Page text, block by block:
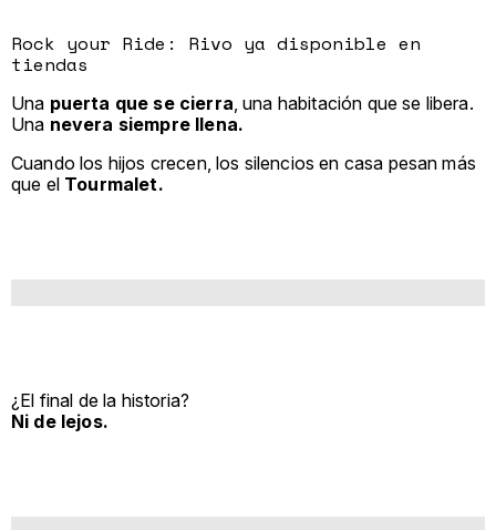
Rock your Ride: Rivo ya disponible en
tiendas
Una puerta que se cierra, una habitación que se libera.
Una nevera siempre llena.
Cuando los hijos crecen, los silencios en casa pesan más
que el Tourmalet.
¿El final de la historia?
Ni de lejos.